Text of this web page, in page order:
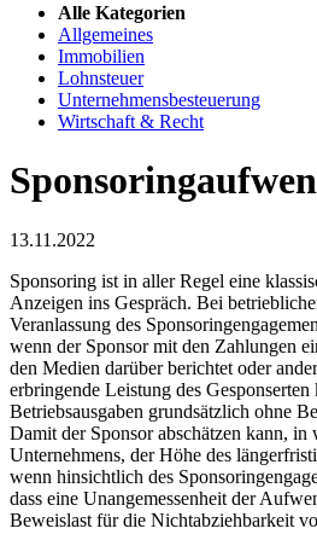
Alle Kategorien
Allgemeines
Immobilien
Lohnsteuer
Unternehmensbesteuerung
Wirtschaft & Recht
13.11.2022
Sponsoring ist in aller Regel eine
Anzeigen ins Gespräch. Bei
Veranlassung des
wenn der Sponsor mit den Zahlungen
den Medien darüber berichtet oder
erbringende Leistung des
Betriebsausgaben grundsätzlich ohne
Damit der Sponsor abschätzen kann,
Unternehmens, der Höhe des
wenn hinsichtlich des
dass eine Unangemessenheit der
Beweislast für die Nichtabziehbarkeit